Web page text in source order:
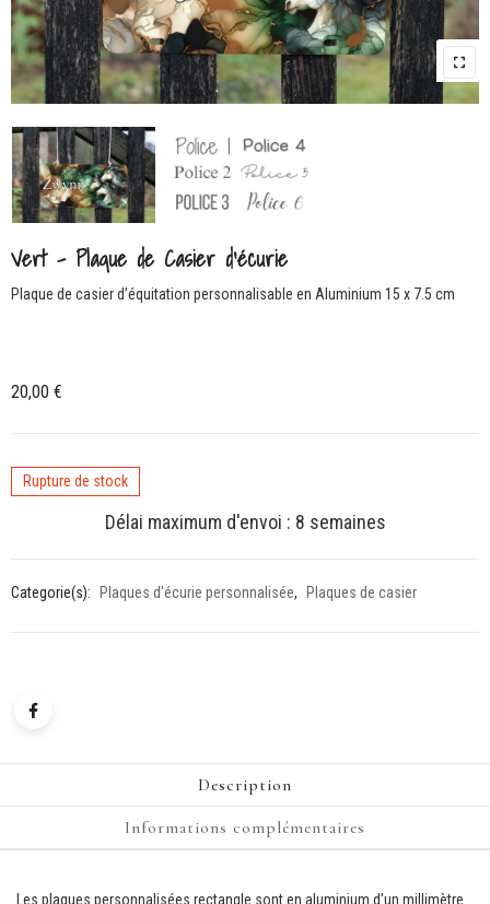
Vert – Plaque de Casier d’écurie
Plaque de casier d’équitation personnalisable en Aluminium 15 x 7.5 cm
20,00 €
Rupture de stock
Délai maximum d'envoi : 8 semaines
Categorie(s): Plaques d'écurie personnalisée, Plaques de casier
Description
Informations complémentaires
Les plaques personnalisées rectangle sont en aluminium d’un millimètre